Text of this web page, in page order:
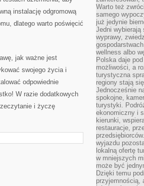
instalację​ odgromową​
dlatego warto⁣ poświęcić
jak ważne‍ jest
swojego życia i
odpowiednie
W⁤ razie‍ dodatkowych
⁣i życzę
Warto też
samego
już jedynie
Jedni wybierają
wyprawy,
wellness albo
Polska daje
możliwości, a
turystyczna
regiony stają
Jednocześnie
spokojne,
turystyki.
ekonomiczny i
kierunki,
restauracje,
wyjazdu
lokalną ofertę
w mniejszych
może być
Dzięki temu
przyjemnością,